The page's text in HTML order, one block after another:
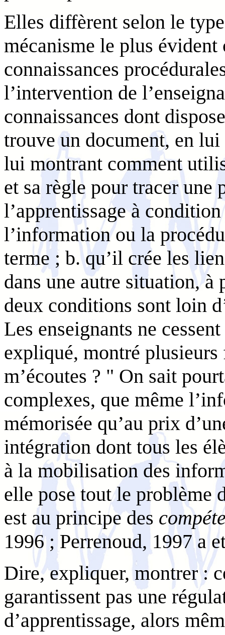
Elles diffèrent selon le
mécanisme le plus
connaissances
l’intervention de
connaissances dont
trouve un document, en
lui montrant comment
et sa règle pour tracer
l’apprentissage à
l’information ou la
terme ; b. qu’il crée les
dans une autre situation, à
deux conditions sont loin
Les enseignants ne
expliqué, montré
m’écoutes ? " On sait
complexes, que même
mémorisée qu’au prix
intégration dont tous les
à la mobilisation des
elle pose tout le problème
est au principe des
1996 ; Perrenoud, 1997 a
Dire, expliquer, montrer :
garantissent pas une
d’apprentissage, alors